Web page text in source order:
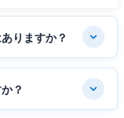
りますか？
？